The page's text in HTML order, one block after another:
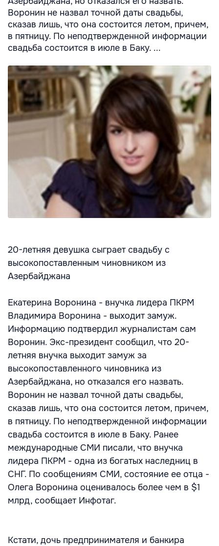
Воронин не назвал точной даты свадьбы,
сказав лишь, что она состоится летом, причем,
в пятницу. По неподтвержденной информации
свадьба состоится в июле в Баку. ...
20-летняя девушка сыграет свадьбу с
высокопоставленным чиновником из
Азербайджана
Екатерина Воронина - внучка лидера ПКРМ
Владимира Воронина - выходит замуж.
Информацию подтвердил журналистам сам
Воронин. Экс-президент сообщил, что 20-
летняя внучка выходит замуж за
высокопоставленного чиновника из
Азербайджана, но отказался его назвать.
Воронин не назвал точной даты свадьбы,
сказав лишь, что она состоится летом, причем,
в пятницу. По неподтвержденной информации
свадьба состоится в июле в Баку. Ранее
международные СМИ писали, что внучка
лидера ПКРМ - одна из богатых наследниц в
СНГ. По сообщениям СМИ, состояние ее отца -
Олега Воронина оценивалось более чем в $1
млрд, сообщает Инфотаг.
Кстати, дочь предпринимателя и банкира